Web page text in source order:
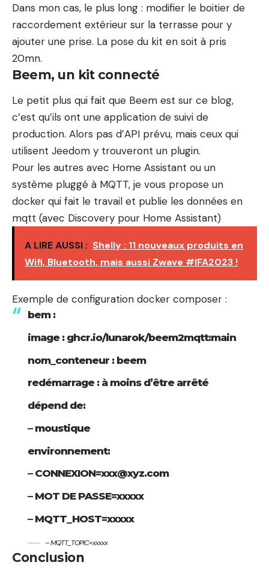
Dans mon cas, le plus long : modifier le boitier de
raccordement extérieur sur la terrasse pour y
ajouter une prise. La pose du kit en soit à pris
20mn.
Beem, un kit connecté
Le petit plus qui fait que Beem est sur ce blog,
c’est qu’ils ont une application de suivi de
production. Alors pas d’API prévu, mais ceux qui
utilisent Jeedom y trouveront un plugin.
Pour les autres avec Home Assistant ou un
système pluggé à MQTT, je vous propose un
docker qui fait le travail et publie les données en
mqtt (avec Discovery pour Home Assistant)
A LIRE AUSSI : Shelly : 11 nouveaux produits en
Wifi, Bluetooth, mais aussi Zwave #IFA2023 !
Exemple de configuration docker composer :
bem :
image : ghcr.io/lunarok/beem2mqtt:main
nom_conteneur : beem
redémarrage : à moins d’être arrêté
dépend de:
– moustique
environnement:
– CONNEXION=xxx@xyz.com
– MOT DE PASSE=xxxxx
– MQTT_HOST=xxxxx
– MQTT_TOPIC=xxxxx
Conclusion